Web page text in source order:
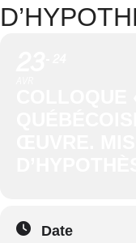
Date